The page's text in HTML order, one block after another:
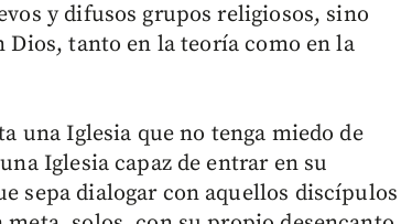
y difusos grupos religiosos, sino
tanto en la teoría como en la
una Iglesia que no tenga miedo de
Iglesia capaz de entrar en su
sepa dialogar con aquellos discípulos